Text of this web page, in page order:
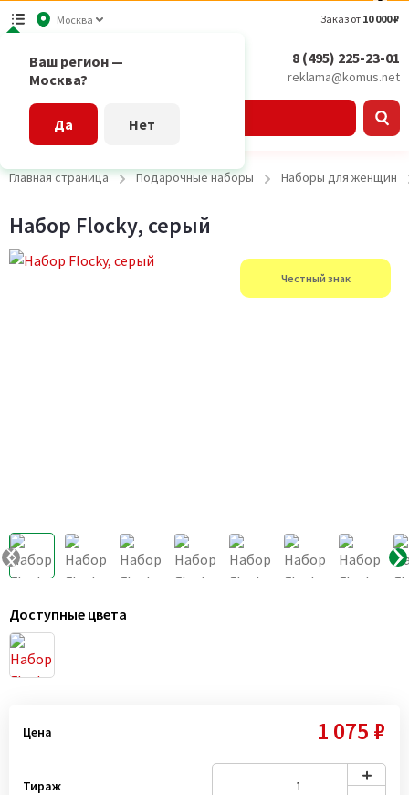
Москва
Ваш регион —
Москва?
Да Нет
Заказ от 10 000 ₽
8 (495) 225-23-01
reklama@komus.net
Главная страница Подарочные наборы Наборы для женщин
Набор Flocky, серый
Честный знак
Доступные цвета
Цена 1 075 ₽
Тираж